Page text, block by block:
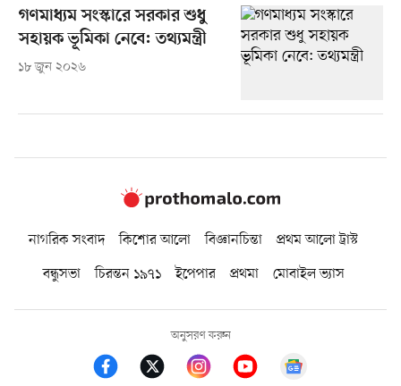
গণমাধ্যম সংস্কারে সরকার শুধু
সহায়ক ভূমিকা নেবে: তথ্যমন্ত্রী
১৮ জুন ২০২৬
নাগরিক সংবাদ কিশোর আলো বিজ্ঞানচিন্তা
প্রথম আলো ট্রাস্ট
বন্ধুসভা
চিরন্তন ১৯৭১ ইপেপার প্রথমা মোবাইল ভ্যাস
অনুসরণ করুন